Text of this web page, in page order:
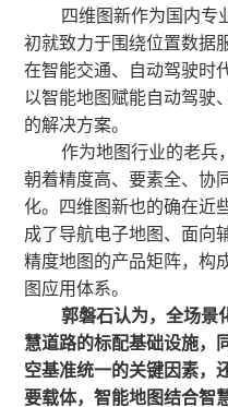
四维图新作为国内专
初就致力于围绕位置数据
在智能交通、自动驾驶时
以智能地图赋能自动驾驶
的解决方案。
作为地图行业的老兵
朝着精度高、要素全、协
化。四维图新也的确在近
成了导航电子地图、面向
精度地图的产品矩阵，构
图应用体系。
郭磐石认为，全场景
慧道路的标配基础设施，
空基准统一的关键因素，
要载体，智能地图结合智